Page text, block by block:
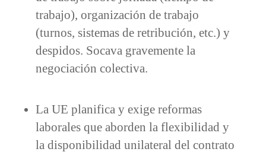
trabajo), organización de trabajo
(turnos, sistemas de retribución, etc.) y
despidos. Socava gravemente la
negociación colectiva.
La UE planifica y exige reformas
laborales que aborden la flexibilidad y
la disponibilidad unilateral del contrato